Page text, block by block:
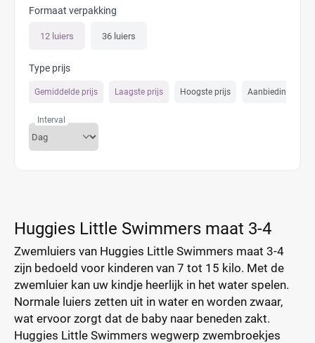
Formaat verpakking
12 luiers 36 luiers
Type prijs
Gemiddelde prijs Laagste prijs Hoogste prijs Aanbiedings prijs
Interval
Huggies Little Swimmers maat 3-4
Zwemluiers van Huggies Little Swimmers maat 3-4
zijn bedoeld voor kinderen van 7 tot 15 kilo. Met de
zwemluier kan uw kindje heerlijk in het water spelen.
Normale luiers zetten uit in water en worden zwaar,
wat ervoor zorgt dat de baby naar beneden zakt.
Huggies Little Swimmers wegwerp zwembroekjes